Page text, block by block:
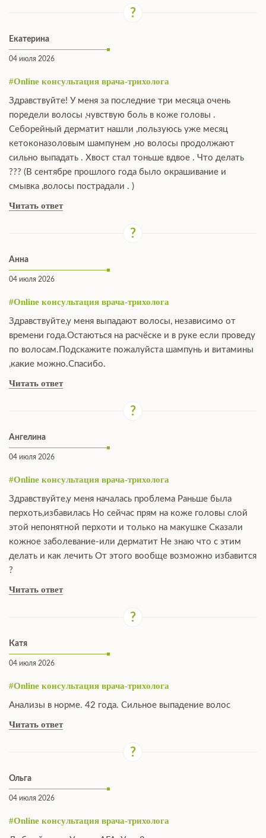
Екатерина
04 июля 2026
#Online консультация врача-трихолога
Здравствуйте! У меня за последние три месяца очень
поредели волосы ,чувствую боль в коже головы .
Себорейный дерматит нашли ,пользуюсь уже месяц
кетоконазоловым шампунем ,но волосы продолжают
сильно выпадать . Хвост стал тоньше вдвое . Что делать
??? (В сентябре прошлого года было окрашивание и
смывка ,волосы пострадали . )
Читать ответ
Анна
04 июля 2026
#Online консультация врача-трихолога
Здравствуйте,у меня выпадают волосы, независимо от
времени года.Остаються на расчёске и в руке если проведу
по волосам.Подскажите пожалуйста шампунь и витамины
,какие можно.Спасибо.
Читать ответ
Ангелина
04 июля 2026
#Online консультация врача-трихолога
Здравствуйте,у меня началась проблема Раньше была
перхоть,избавилась Но сейчас прям на коже головы слой
этой непонятной перхоти и только на макушке Сказали
кожное заболевание-или дерматит Не знаю что с этим
делать и как лечить От этого вообще возможно избавится
?
Читать ответ
Катя
04 июля 2026
#Online консультация врача-трихолога
Анализы в норме. 42 года. Сильное выпадение волос
Читать ответ
Ольга
04 июля 2026
#Online консультация врача-трихолога